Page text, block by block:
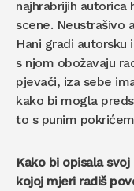
najhrabrijih
scene. Neustrašivo
Hani gradi autorsku
s njom obožavaju
pjevači, iza sebe
kako bi mogla
to s punim
Kako bi opisala
kojoj mjeri radiš